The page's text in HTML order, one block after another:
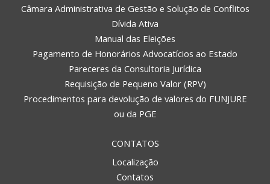
Câmara Administrativa de Gestão e Solução de Conflitos
Dívida Ativa
Manual das Eleições
Pagamento de Honorários Advocatícios ao Estado
Pareceres da Consultoria Jurídica
Requisição de Pequeno Valor (RPV)
Procedimentos para devolução de valores do FUNJURE
ou da PGE
CONTATOS
Localização
Contatos